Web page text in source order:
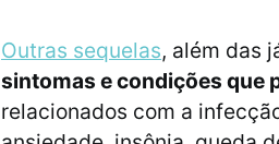
Outras sequelas, além das
sintomas e condições que
relacionados com a